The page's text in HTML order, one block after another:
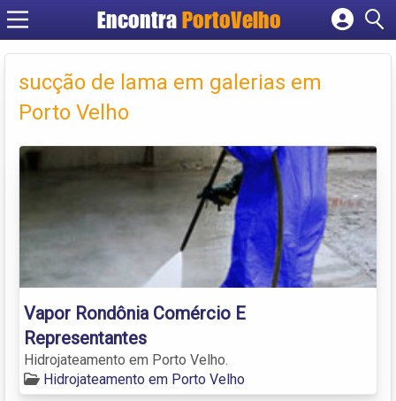
EncontraPortoVelho
Cadastrar empresa
Criar conta
sucção de lama em galerias em
Porto Velho
Vapor Rondônia Comércio E
Representantes
Hidrojateamento em Porto Velho.
Hidrojateamento em Porto Velho